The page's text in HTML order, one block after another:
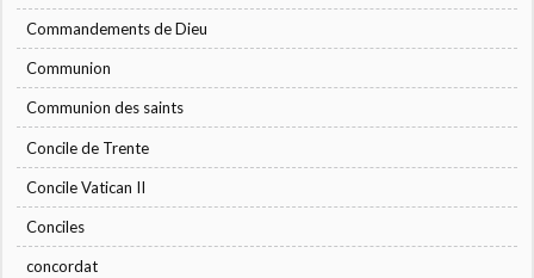
Commandements de Dieu
Communion
Communion des saints
Concile de Trente
Concile Vatican II
Conciles
concordat